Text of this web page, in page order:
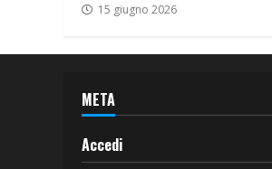
15 giugno 2026
META
Accedi